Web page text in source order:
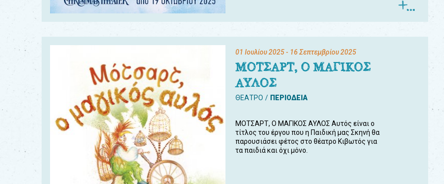
01 Ιουλίου 2025- 16 Σεπτεμβρίου 2025
ΜΟΤΣΑΡΤ, Ο ΜΑΓΙΚΟΣ
ΑΥΛΟΣ
ΘΕΑΤΡΟ ΠΕΡΙΟΔΕΙΑ
ΜΟΤΣΑΡΤ, Ο ΜΑΓΙΚΟΣ ΑΥΛΟΣ Αυτός είναι ο
τίτλος του έργου που η Παιδική μας Σκηνή θα
παρουσιάσει φέτος στο θέατρο Κιβωτός για
τα παιδιά και όχι μόνο.